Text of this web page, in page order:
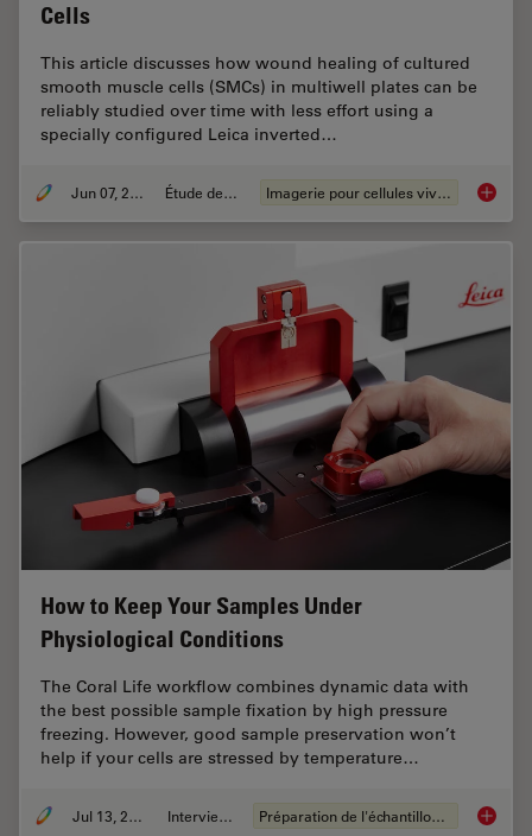
Cells
This article discusses how wound healing of cultured
smooth muscle cells (SMCs) in multiwell plates can be
reliably studied over time with less effort using a
specially configured Leica inverted…
Jun 07, 2022 Étude de cas Imagerie pour cellules vivantes
How to Keep Your Samples Under
Physiological Conditions
The Coral Life workflow combines dynamic data with
the best possible sample fixation by high pressure
freezing. However, good sample preservation won’t
help if your cells are stressed by temperature…
Jul 13, 2021 Interviews Préparation de l'échantillon EM How to